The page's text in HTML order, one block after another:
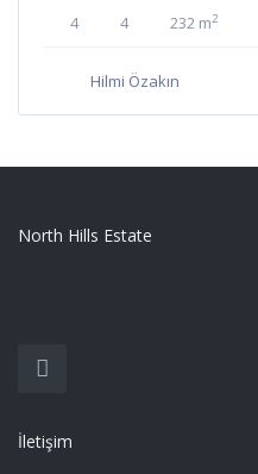
4 4 232 m2
Hilmi Özakın
North Hills Estate
İletişim